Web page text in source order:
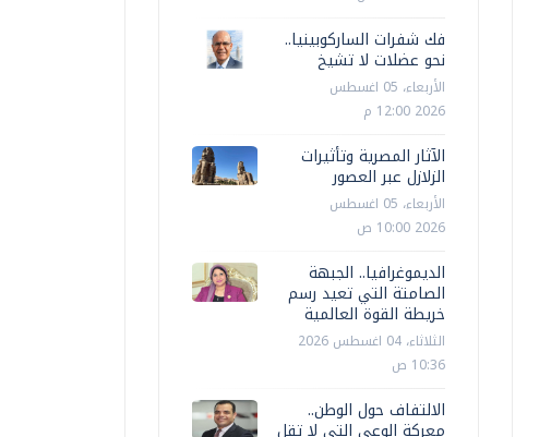
فك شفرات الساركوبينيا..
نحو عضلات لا تشيخ
الأربعاء، 05 اغسطس
2026 12:00 م
الآثار المصرية وتأثيرات
الزلازل عبر العصور
الأربعاء، 05 اغسطس
2026 10:00 ص
الديموغرافيا.. الجبهة
الصامتة التي تعيد رسم
خريطة القوة العالمية
الثلاثاء، 04 اغسطس 2026
10:36 ص
الالتفاف حول الوطن..
معركة الوعي التي لا تقل